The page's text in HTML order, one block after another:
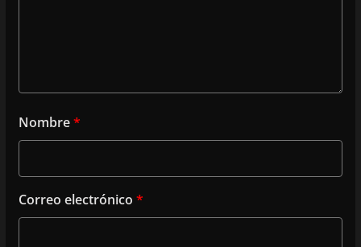
Nombre*
Correo electrónico *